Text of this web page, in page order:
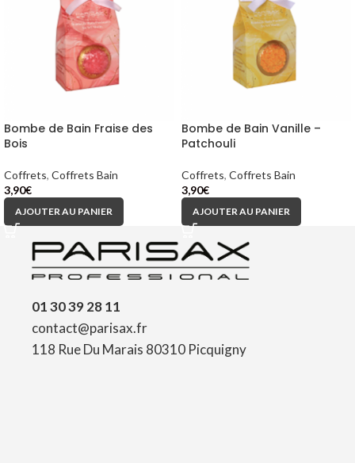
Bombe de Bain Fraise des
Bois
Coffrets, Coffrets Bain
3,90€
AJOUTER AU PANIER
Bombe de Bain Vanille –
Patchouli
Coffrets, Coffrets Bain
3,90€
AJOUTER AU PANIER
01 30 39 28 11
contact@parisax.fr
118 Rue Du Marais 80310 Picquigny